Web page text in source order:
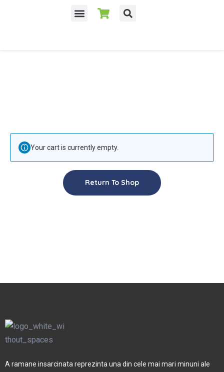
Your cart is currently empty.
Return To Shop
A ramane insarcinata reprezinta una din cele mai mari minuni ale